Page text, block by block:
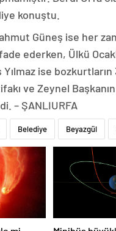
konuştu.
Güneş ise her
ederken, Ülkü
ise bozkurtların
ve Zeynel
– ŞANLIURFA
Belediye Beyazgül